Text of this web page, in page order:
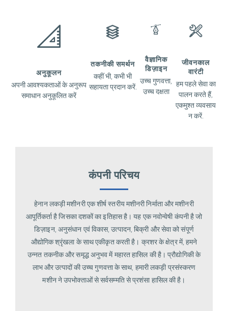
अनुकूलन
अपनी आवश्यकताओं के अनुरूप
समाधान अनुकूलित करें
तकनीकी समर्थन
कहीं भी, कभी भी
सहायता प्रदान करें.
वैज्ञानिक
डिज़ाइन
उच्च गुणवत्ता,
उच्च दक्षता
जीवनकाल
वारंटी
हम पहले सेवा का
पालन करते हैं,
एकमुश्त व्यवसाय
न करें.
कंपनी परिचय
हेनान लकड़ी मशीनरी एक शीर्ष स्तरीय मशीनरी निर्माता और मशीनरी
आपूर्तिकर्ता है जिसका दशकों का इतिहास है। यह एक नवोन्वेषी कंपनी है जो
डिज़ाइन, अनुसंधान एवं विकास, उत्पादन, बिक्री और सेवा को संपूर्ण
औद्योगिक श्रृंखला के साथ एकीकृत करती है। क्रशर के क्षेत्र में, हमने
उन्नत तकनीक और समृद्ध अनुभव में महारत हासिल की है। प्रौद्योगिकी के
लाभ और उत्पादों की उच्च गुणवत्ता के साथ, हमारी लकड़ी प्रसंस्करण
मशीन ने उपभोक्ताओं से सर्वसम्मति से प्रशंसा हासिल की है।